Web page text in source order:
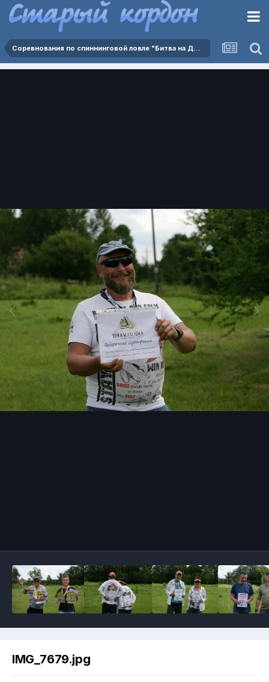
Соревнования по спиннинговой ловле "Битва на Дейме 2025" 02.08.2025
IMG_7679.jpg